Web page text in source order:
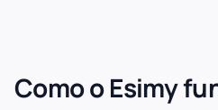
Como o Esimy